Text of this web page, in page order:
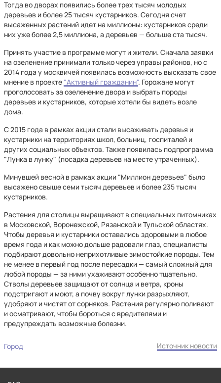
Тогда во дворах появились более трех тысяч молодых
деревьев и более 25 тысяч кустарников. Сегодня счет
высаженных растений идет на миллионы: кустарников среди
них уже более 2,5 миллиона, а деревьев — больше ста тысяч.
Принять участие в программе могут и жители. Сначала заявки
на озеленение принимали только через управы районов, но с
2014 года у москвичей появилась возможность высказать свое
мнение в проекте "Активный гражданин". Горожане могут
проголосовать за озеленение двора и выбрать породы
деревьев и кустарников, которые хотели бы видеть возле
дома.
С 2015 года в рамках акции стали высаживать деревья и
кустарники на территориях школ, больниц, госпиталей и
других социальных объектов. Также появилась подпрограмма
"Лунка в лунку" (посадка деревьев на месте утраченных).
Минувшей весной в рамках акции "Миллион деревьев" было
высажено свыше семи тысяч деревьев и более 235 тысяч
кустарников.
Растения для столицы выращивают в специальных питомниках
в Московской, Воронежской, Рязанской и Тульской областях.
Чтобы деревья и кустарники оставались здоровыми в любое
время года и как можно дольше радовали глаз, специалисты
подбирают довольно неприхотливые зимостойкие породы. Тем
не менее в первый год после пересадки — самый сложный для
любой породы — за ними ухаживают особенно тщательно.
Стволы деревьев защищают от солнца и ветра, кроны
подстригают и моют, а почву вокруг лунки разрыхляют,
удобряют и чистят от сорняков. Растения регулярно поливают
и осматривают, чтобы бороться с вредителями и
предупреждать возможные болезни.
Город Источник новости